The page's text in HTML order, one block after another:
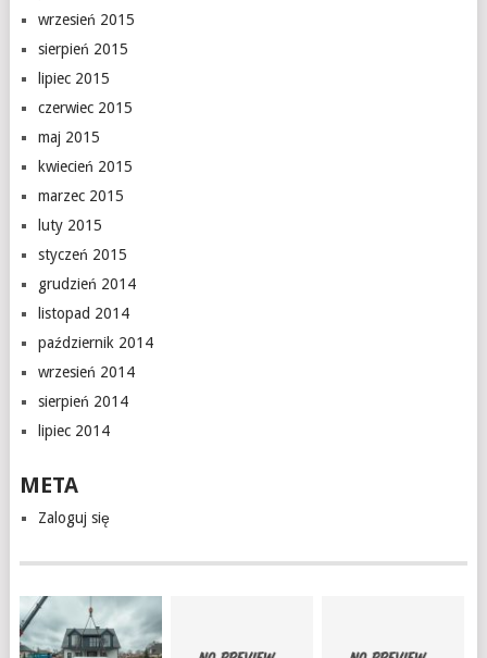
wrzesień 2015
sierpień 2015
lipiec 2015
czerwiec 2015
maj 2015
kwiecień 2015
marzec 2015
luty 2015
styczeń 2015
grudzień 2014
listopad 2014
październik 2014
wrzesień 2014
sierpień 2014
lipiec 2014
META
Zaloguj się